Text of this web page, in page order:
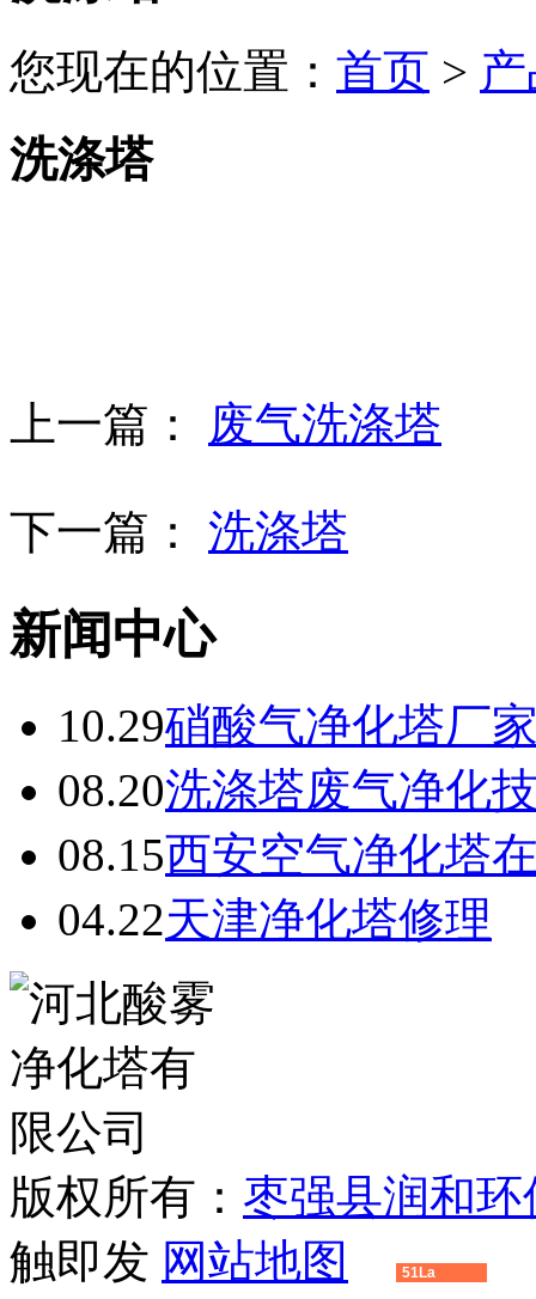
您现在的位置： 首页 >
洗涤塔
上一篇： 废气洗涤塔
下一篇： 洗涤塔
新闻中心
10.29硝酸气净化塔厂
08.20洗涤塔废气净化
08.15西安空气净化塔
04.22天津净化塔修理
版权所有： 枣强县润和
触即发 网站地图 51La